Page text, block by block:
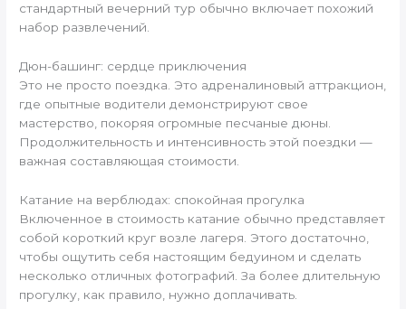
стандартный вечерний тур обычно включает похожий
набор развлечений.
Дюн-башинг: сердце приключения
Это не просто поездка. Это адреналиновый аттракцион,
где опытные водители демонстрируют свое
мастерство, покоряя огромные песчаные дюны.
Продолжительность и интенсивность этой поездки —
важная составляющая стоимости.
Катание на верблюдах: спокойная прогулка
Включенное в стоимость катание обычно представляет
собой короткий круг возле лагеря. Этого достаточно,
чтобы ощутить себя настоящим бедуином и сделать
несколько отличных фотографий. За более длительную
прогулку, как правило, нужно доплачивать.